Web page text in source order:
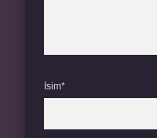
İsim*